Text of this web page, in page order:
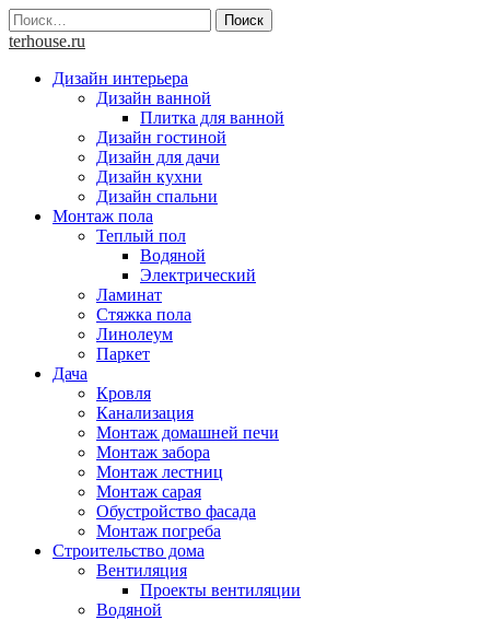
Skip
to
Найти:
terhouse.ru
Дизайн интерьера
Дизайн ванной
Плитка для ванной
Дизайн гостиной
Дизайн для дачи
Дизайн кухни
Дизайн спальни
Монтаж пола
Теплый пол
Водяной
Электрический
Ламинат
Стяжка пола
Линолеум
Паркет
Дача
Кровля
Канализация
Монтаж домашней печи
Монтаж забора
Монтаж лестниц
Монтаж сарая
Обустройство фасада
Монтаж погреба
Строительство дома
Вентиляция
Проекты вентиляции
Водяной